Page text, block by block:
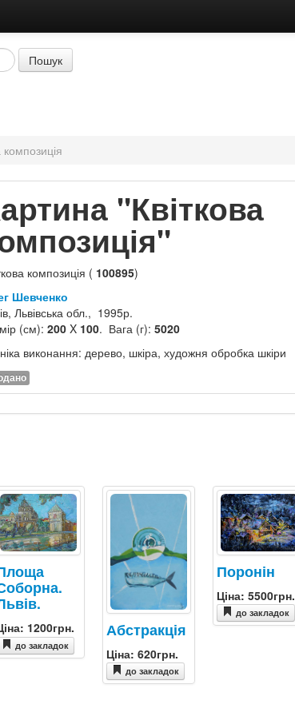
Пошук
композиція
"Квіткова
композиція ( 100895)
Шевченко
Львівська обл., 1995р.
(см): 200X 100. Вага (г): 5020
виконання: дерево, шкіра, художня обробка шкіри
1200грн.
до закладок
Абстракція
Ціна: 620грн.
до закладок
Поронін
Ціна: 5500грн.
до закладок